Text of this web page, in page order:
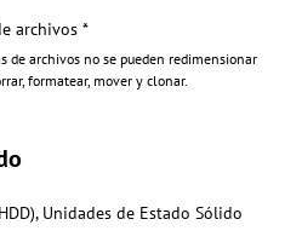
archivos *
de archivos no se pueden redimensionar
formatear, mover y clonar.
Unidades de Estado Sólido